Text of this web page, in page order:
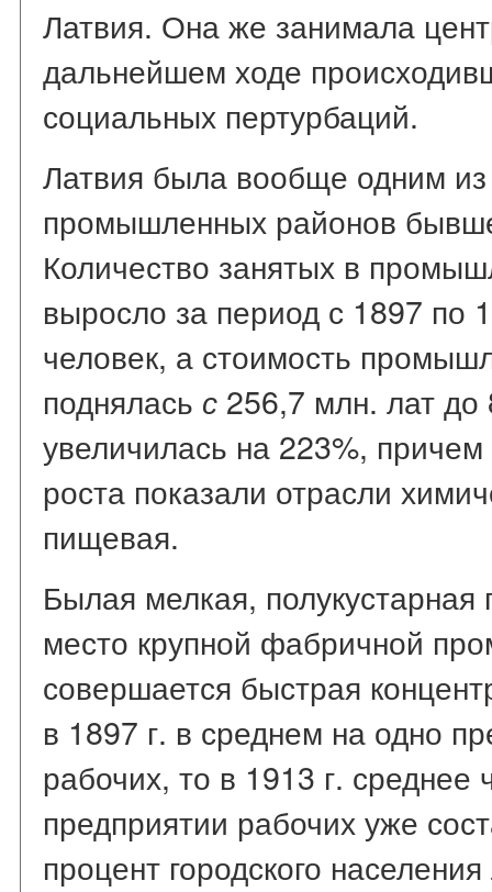
Латвия. Она же занимала
дальнейшем ходе
социальных пертурбаций.
Латвия была вообще одним
промышленных районов
Количество занятых в
выросло за период с 1897 по
человек, а стоимость
поднялась с 256,7 млн. лат
увеличилась на 223%,
роста показали отрасли
пищевая.
Былая мелкая,
место крупной фабричной
совершается быстрая
в 1897 г. в среднем на одно
рабочих, то в 1913 г. среднее
предприятии рабочих уже
процент городского